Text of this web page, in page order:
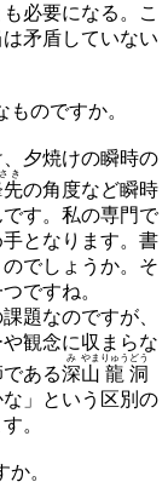
必要になる。こ
矛盾していない
のですか。
夕焼けの瞬時の
先
き
の角度など瞬時
す。私の専門で
となります。書
でしょうか。そ
ですね。
題なのですが、
観念に収まらな
ある深
み
山
やま
龍
りゅう
洞
どう
」という区別の
。
。